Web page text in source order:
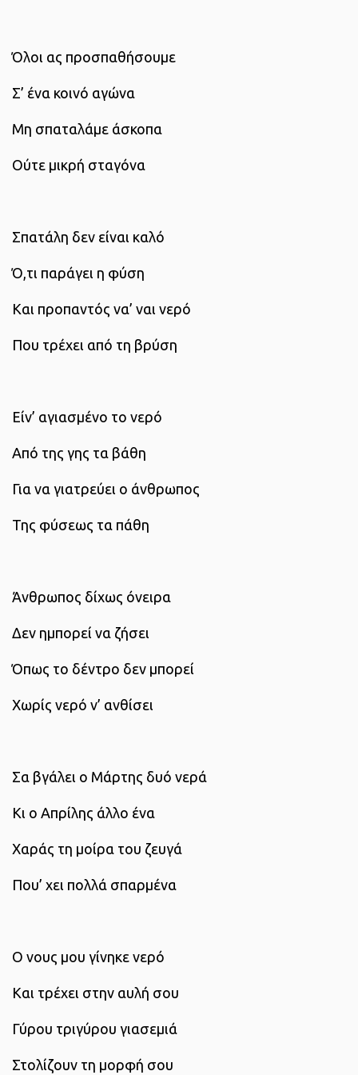
Όλοι ας προσπαθήσουμε
Σ’ ένα κοινό αγώνα
Μη σπαταλάμε άσκοπα
Ούτε μικρή σταγόνα
Σπατάλη δεν είναι καλό
Ό,τι παράγει η φύση
Και προπαντός να’ ναι νερό
Που τρέχει από τη βρύση
Είν’ αγιασμένο το νερό
Από της γης τα βάθη
Για να γιατρεύει ο άνθρωπος
Της φύσεως τα πάθη
Άνθρωπος δίχως όνειρα
Δεν ημπορεί να ζήσει
Όπως το δέντρο δεν μπορεί
Χωρίς νερό ν’ ανθίσει
Σα βγάλει ο Μάρτης δυό νερά
Κι ο Απρίλης άλλο ένα
Χαράς τη μοίρα του ζευγά
Που’ χει πολλά σπαρμένα
Ο νους μου γίνηκε νερό
Και τρέχει στην αυλή σου
Γύρου τριγύρου γιασεμιά
Στολίζουν τη μορφή σου